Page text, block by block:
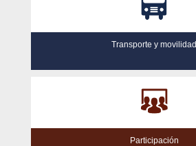
Transporte y movilidad
Participación